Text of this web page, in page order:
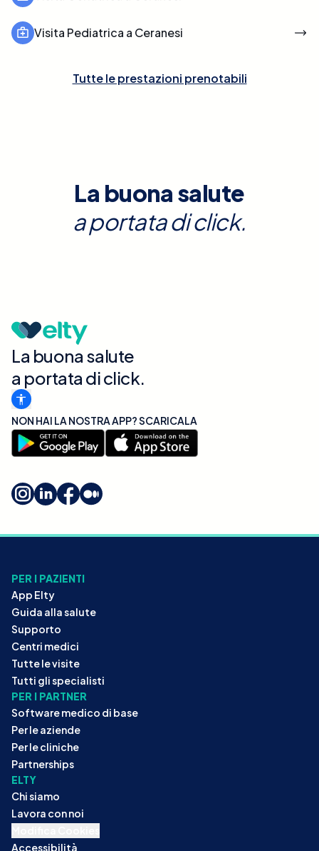
Visita Pediatrica a Ceranesi
Tutte le prestazioni prenotabili
La buona salute
a portata di click.
La buona salute
a portata di click.
NON HAI LA NOSTRA APP? SCARICALA
PER I PAZIENTI
App Elty
Guida alla salute
Supporto
Centri medici
Tutte le visite
Tutti gli specialisti
PER I PARTNER
Software medico di base
Per le aziende
Per le cliniche
Partnerships
ELTY
Chi siamo
Lavora con noi
Accessibilità